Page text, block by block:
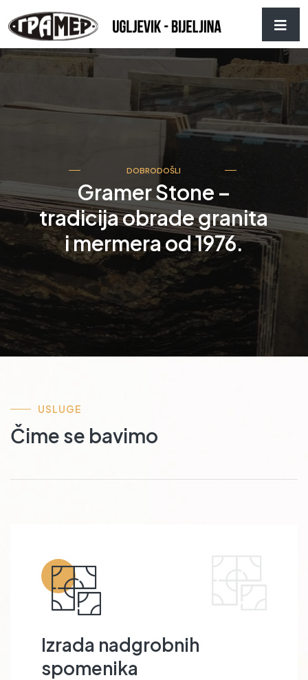
DOBRODOŠLI
Gramer Stone –
tradicija obrade granita
i mermera od 1976.
USLUGE
Čime se bavimo
Izrada nadgrobnih
spomenika